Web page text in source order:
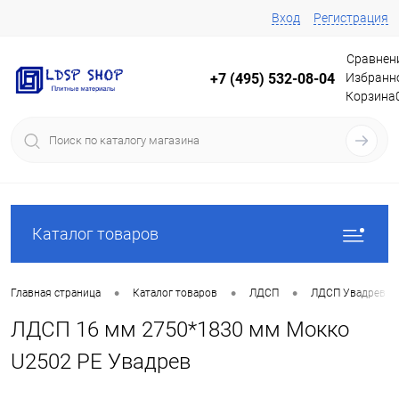
Вход Регистрация
+7 (495) 532-08-04
Корзина
Каталог товаров
Главная страница • Каталог товаров • ЛДСП • ЛДСП Увадрев
ЛДСП 16 мм 2750*1830 мм Мокко
U2502 PE Увадрев